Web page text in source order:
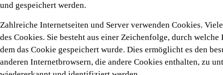
und gespeichert werden.
Zahlreiche Internetseiten und Server verwenden Cookies.
des Cookies. Sie besteht aus einer Zeichenfolge, durch
dem das Cookie gespeichert wurde. Dies ermöglicht es den
anderen Internetbrowsern, die andere Cookies enthalten, zu